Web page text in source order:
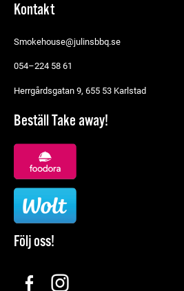
Kontakt
Smokehouse@julinsbbq.se
054–224 58 61
Herrgårdsgatan 9, 655 53 Karlstad
Beställ Take away!
Följ oss!